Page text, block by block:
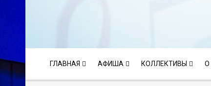
ГЛАВНАЯ АФИША КОЛЛЕКТИВЫ О